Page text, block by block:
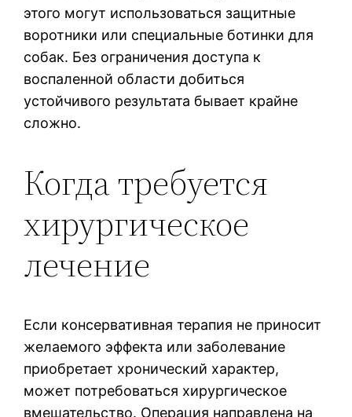
этого могут использоваться защитные
воротники или специальные ботинки для
собак. Без ограничения доступа к
воспаленной области добиться
устойчивого результата бывает крайне
сложно.
Когда требуется
хирургическое
лечение
Если консервативная терапия не приносит
желаемого эффекта или заболевание
приобретает хронический характер,
может потребоваться хирургическое
вмешательство. Операция направлена на